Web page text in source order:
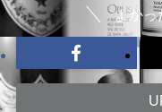
よかっ